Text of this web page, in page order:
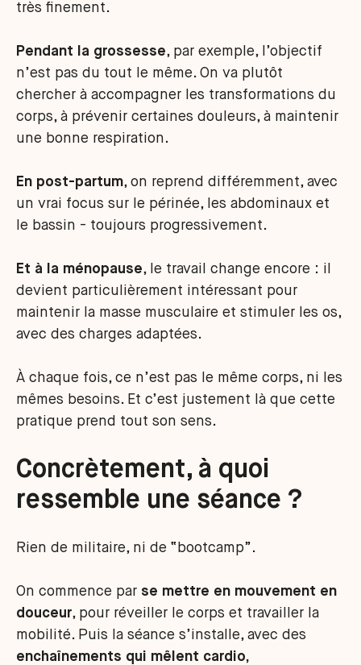
très finement.
Pendant la grossesse, par exemple, l’objectif
n’est pas du tout le même. On va plutôt
chercher à accompagner les transformations du
corps, à prévenir certaines douleurs, à maintenir
une bonne respiration.
En post-partum, on reprend différemment, avec
un vrai focus sur le périnée, les abdominaux et
le bassin - toujours progressivement.
Et à la ménopause, le travail change encore : il
devient particulièrement intéressant pour
maintenir la masse musculaire et stimuler les os,
avec des charges adaptées.
À chaque fois, ce n’est pas le même corps, ni les
mêmes besoins. Et c’est justement là que cette
pratique prend tout son sens.
Concrètement, à quoi
ressemble une séance ?
Rien de militaire, ni de “bootcamp”.
On commence par se mettre en mouvement en
douceur, pour réveiller le corps et travailler la
mobilité. Puis la séance s’installe, avec des
enchaînements qui mêlent cardio,